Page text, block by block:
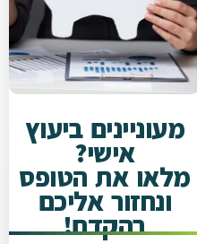
מעוניינים ביעוץ
אישי?
מלאו את הטופס
ונחזור אליכם
בהקדם!